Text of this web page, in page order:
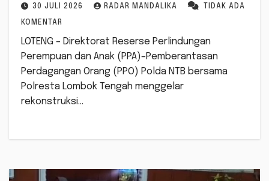
30 JULI 2026 RADAR MANDALIKA TIDAK ADA
KOMENTAR
LOTENG – Direktorat Reserse Perlindungan
Perempuan dan Anak (PPA)–Pemberantasan
Perdagangan Orang (PPO) Polda NTB bersama
Polresta Lombok Tengah menggelar
rekonstruksi…